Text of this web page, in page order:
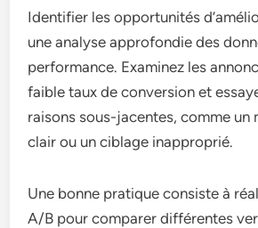
Identifier les opportunités
une analyse approfondie des
performance. Examinez les
faible taux de conversion et
raisons sous-jacentes, comme un
clair ou un ciblage inapproprié.
Une bonne pratique consiste à
A/B pour comparer différentes